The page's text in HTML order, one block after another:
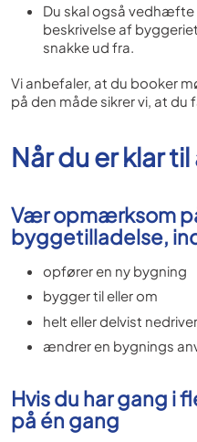
Du skal også
beskrivelse af
snakke ud fra.
Vi anbefaler, at du booker
på den måde sikrer vi, at
Når du er klar
Vær opmærksom
byggetilladelse,
opfører en ny bygning
bygger til eller om
helt eller delvist
ændrer en bygnings
Hvis du har gang i
på én gang